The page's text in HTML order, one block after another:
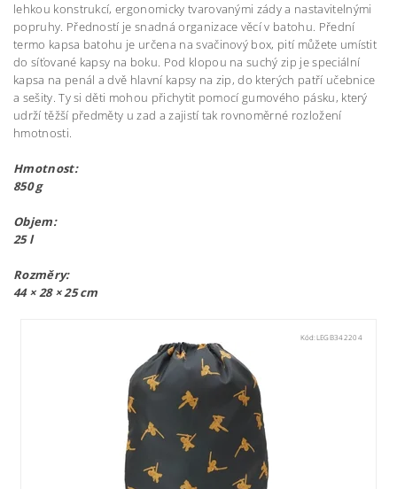
lehkou konstrukcí, ergonomicky tvarovanými zády a nastavitelnými
popruhy. Předností je snadná organizace věcí v batohu. Přední
termo kapsa batohu je určena na svačinový box, pití můžete umístit
do síťované kapsy na boku. Pod klopou na suchý zip je speciální
kapsa na penál a dvě hlavní kapsy na zip, do kterých patří učebnice
a sešity. Ty si děti mohou přichytit pomocí gumového pásku, který
udrží těžší předměty u zad a zajistí tak rovnoměrné rozložení
hmotnosti.
Hmotnost:
850 g
Objem:
25 l
Rozměry:
44 × 28 × 25 cm
Kód: LEGB342204